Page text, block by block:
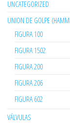
UNCATEGORIZED
UNION DE GOLPE
FIGURA 100
FIGURA 1502
FIGURA 200
FIGURA 206
FIGURA 602
VÁLVULAS